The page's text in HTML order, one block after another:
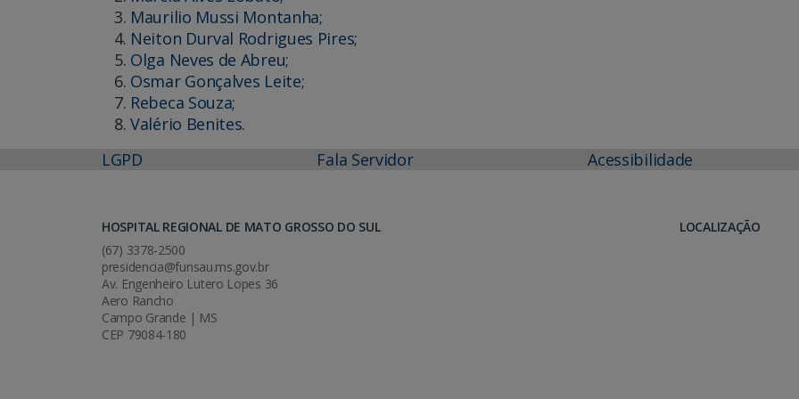
Maurilio Mussi Montanha;
Neiton Durval Rodrigues Pires;
Olga Neves de Abreu;
Osmar Gonçalves Leite;
Rebeca Souza;
Valério Benites.
LGPD
Fala Servidor Acessibilidade
HOSPITAL REGIONAL DE MATO GROSSO DO SUL
(67) 3378-2500
presidencia@funsau.ms.gov.br
Av. Engenheiro Lutero Lopes 36
Aero Rancho
Campo Grande | MS
CEP 79084-180
LOCALIZAÇÃO